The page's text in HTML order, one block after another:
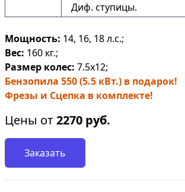
Диф. ступицы.
Мощность: 14, 16, 18 л.с.;
Вес: 160 кг.;
Размер колес: 7.5х12;
Бензопила 550 (5.5 кВт.) в подарок!
Фрезы и Сцепка в комплекте!
Цены от2270 руб.
Заказать